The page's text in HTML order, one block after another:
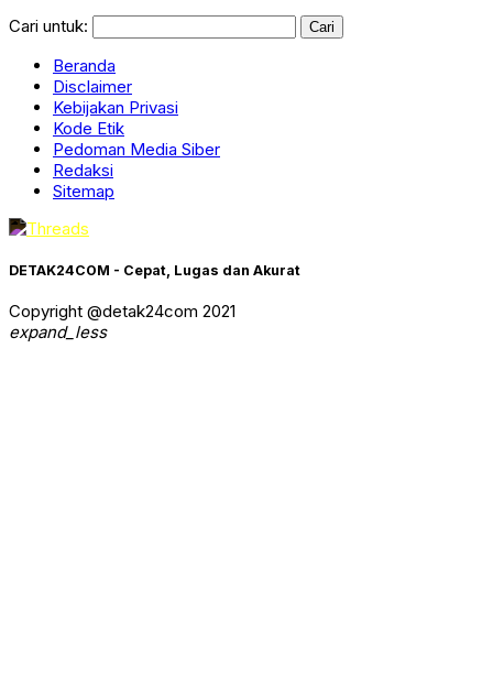
Cari untuk:
Beranda
Disclaimer
Kebijakan Privasi
Kode Etik
Pedoman Media Siber
Redaksi
Sitemap
DETAK24COM - Cepat, Lugas dan Akurat
Copyright @detak24com 2021
expand_less